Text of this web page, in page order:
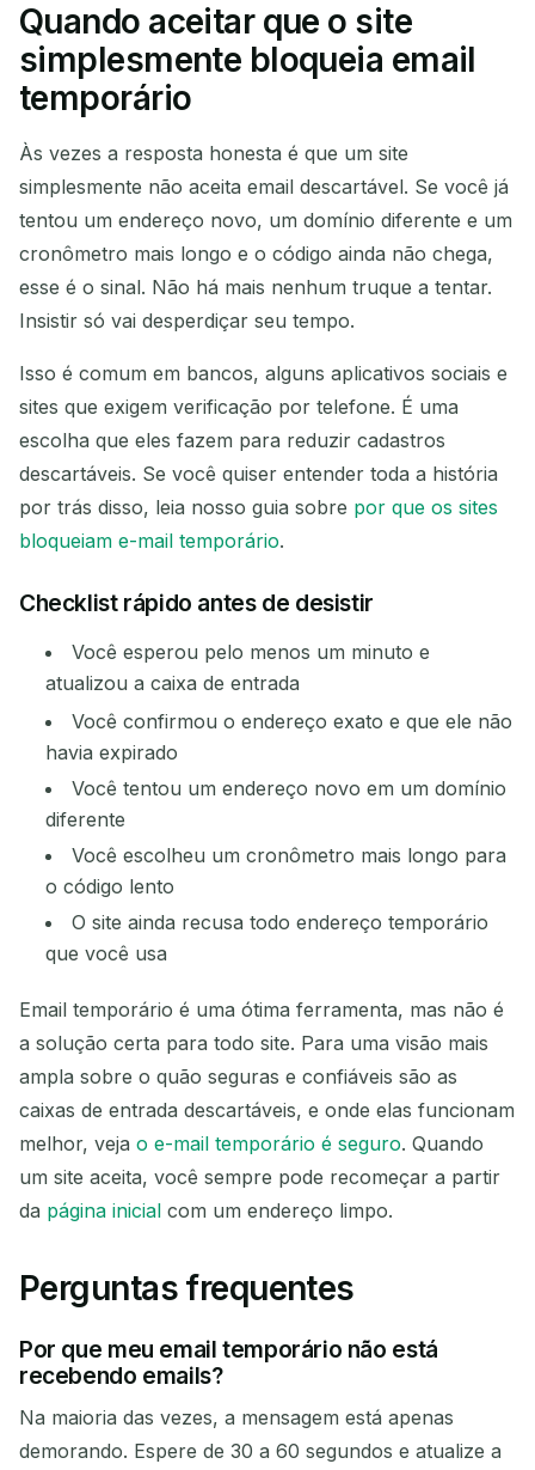
Quando aceitar que o site
simplesmente bloqueia email
temporário
Às vezes a resposta honesta é que um site
simplesmente não aceita email descartável. Se você já
tentou um endereço novo, um domínio diferente e um
cronômetro mais longo e o código ainda não chega,
esse é o sinal. Não há mais nenhum truque a tentar.
Insistir só vai desperdiçar seu tempo.
Isso é comum em bancos, alguns aplicativos sociais e
sites que exigem verificação por telefone. É uma
escolha que eles fazem para reduzir cadastros
descartáveis. Se você quiser entender toda a história
por trás disso, leia nosso guia sobre por que os sites
bloqueiam e-mail temporário.
Checklist rápido antes de desistir
Você esperou pelo menos um minuto e
atualizou a caixa de entrada
Você confirmou o endereço exato e que ele não
havia expirado
Você tentou um endereço novo em um domínio
diferente
Você escolheu um cronômetro mais longo para
o código lento
O site ainda recusa todo endereço temporário
que você usa
Email temporário é uma ótima ferramenta, mas não é
a solução certa para todo site. Para uma visão mais
ampla sobre o quão seguras e confiáveis são as
caixas de entrada descartáveis, e onde elas funcionam
melhor, veja o e-mail temporário é seguro. Quando
um site aceita, você sempre pode recomeçar a partir
da página inicial com um endereço limpo.
Perguntas frequentes
Por que meu email temporário não está
recebendo emails?
Na maioria das vezes, a mensagem está apenas
demorando. Espere de 30 a 60 segundos e atualize a